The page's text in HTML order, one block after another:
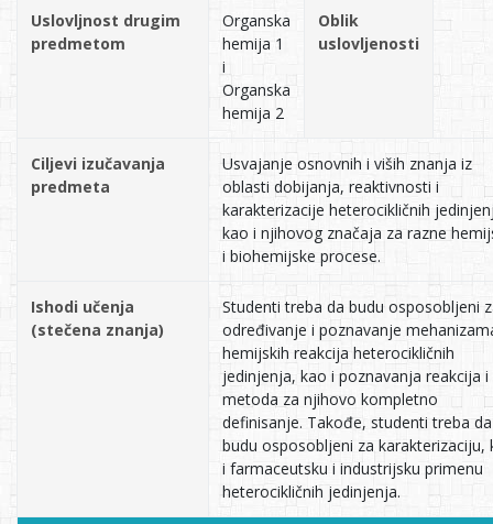
Uslovljnost drugim
predmetom
Organska
hemija 1
i
Organska
hemija 2
Oblik
uslovljenosti
Ciljevi izučavanja
predmeta
Usvajanje osnovnih i viših znanja iz
oblasti dobijanja, reaktivnosti i
karakterizacije heterocikličnih
kao i njihovog značaja za razne
i biohemijske procese.
Ishodi učenja
(stečena znanja)
Studenti treba da budu osposobljeni
određivanje i poznavanje
hemijskih reakcija heterocikličnih
jedinjenja, kao i poznavanja reakcija i
metoda za njihovo kompletno
definisanje. Takođe, studenti treba da
budu osposobljeni za karakterizaciju,
i farmaceutsku i industrijsku primenu
heterocikličnih jedinjenja.